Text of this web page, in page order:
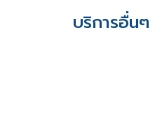
บริการอื่นๆ